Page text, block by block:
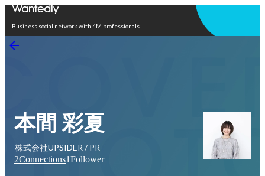
Business social network with 4M professionals
本間 彩夏
株式会社UPSIDER / PR
2Connections1Follower